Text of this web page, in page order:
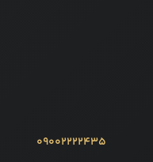
09002222435